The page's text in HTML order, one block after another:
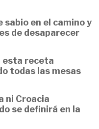
sabio en el camino y
de desaparecer
esta receta
todas las mesas
ni Croacia
se definirá en la